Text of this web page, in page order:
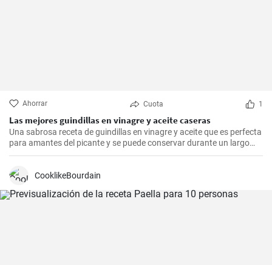
Ahorrar Cuota 1
Las mejores guindillas en vinagre y aceite caseras
Una sabrosa receta de guindillas en vinagre y aceite que es perfecta
para amantes del picante y se puede conservar durante un largo
periodo de tiempo.
CooklikeBourdain